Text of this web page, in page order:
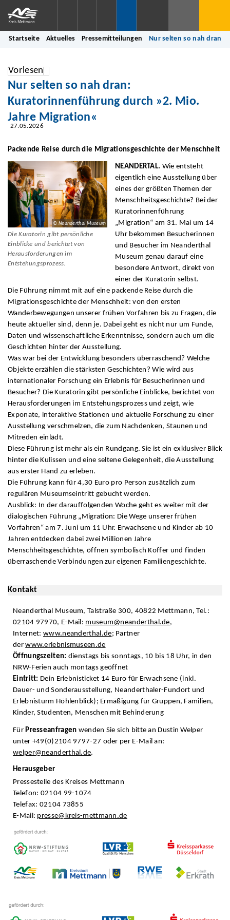
Startseite Aktuelles Pressemitteilungen Nur selten so nah dran:
Vorlesen
Nur selten so nah dran:
Kuratorinnenführung durch »2. Mio.
Jahre Migration«
27.05.2026
Packende Reise durch die Migrationsgeschichte der Menschheit
© Neanderthal Museum
Die Kuratorin gibt persönliche
Einblicke und berichtet von
Herausforderungen im
Entstehungsprozess.
NEANDERTAL. Wie entsteht
eigentlich eine Ausstellung über
eines der größten Themen der
Menschheitsgeschichte? Bei der
Kuratorinnenführung
„Migration“ am 31. Mai um 14
Uhr bekommen Besucherinnen
und Besucher im Neanderthal
Museum genau darauf eine
besondere Antwort, direkt von
einer der Kuratorin selbst.
Die Führung nimmt mit auf eine packende Reise durch die
Migrationsgeschichte der Menschheit: von den ersten
Wanderbewegungen unserer frühen Vorfahren bis zu Fragen, die
heute aktueller sind, denn je. Dabei geht es nicht nur um Funde,
Daten und wissenschaftliche Erkenntnisse, sondern auch um die
Geschichten hinter der Ausstellung.
Was war bei der Entwicklung besonders überraschend? Welche
Objekte erzählen die stärksten Geschichten? Wie wird aus
internationaler Forschung ein Erlebnis für Besucherinnen und
Besucher? Die Kuratorin gibt persönliche Einblicke, berichtet von
Herausforderungen im Entstehungsprozess und zeigt, wie
Exponate, interaktive Stationen und aktuelle Forschung zu einer
Ausstellung verschmelzen, die zum Nachdenken, Staunen und
Mitreden einlädt.
Diese Führung ist mehr als ein Rundgang. Sie ist ein exklusiver Blick
hinter die Kulissen und eine seltene Gelegenheit, die Ausstellung
aus erster Hand zu erleben.
Die Führung kann für 4,30 Euro pro Person zusätzlich zum
regulären Museumseintritt gebucht werden.
Ausblick: In der darauffolgenden Woche geht es weiter mit der
dialogischen Führung „Migration: Die Wege unserer frühen
Vorfahren“ am 7. Juni um 11 Uhr. Erwachsene und Kinder ab 10
Jahren entdecken dabei zwei Millionen Jahre
Menschheitsgeschichte, öffnen symbolisch Koffer und finden
überraschende Verbindungen zur eigenen Familiengeschichte.
Kontakt
Neanderthal Museum, Talstraße 300, 40822 Mettmann, Tel.:
02104 97970, E-Mail: museum@neanderthal.de,
Internet:www.neanderthal.de; Partner
derwww.erlebnismuseen.de
Öffnungszeiten: dienstags bis sonntags, 10 bis 18 Uhr, in den
NRW-Ferien auch montags geöffnet
Eintritt: Dein Erlebnisticket 14 Euro für Erwachsene (inkl.
Dauer- und Sonderausstellung, Neanderthaler-Fundort und
Erlebnisturm Höhlenblick); Ermäßigung für Gruppen, Familien,
Kinder, Studenten, Menschen mit Behinderung
Für Presseanfragen wenden Sie sich bitte an Dustin Welper
unter +49(0)2104 9797-27 oder per E-Mail an:
welper@neanderthal.de.
Herausgeber
Pressestelle des Kreises Mettmann
Telefon: 02104 99-1074
Telefax: 02104 73855
E-Mail: presse@kreis-mettmann.de